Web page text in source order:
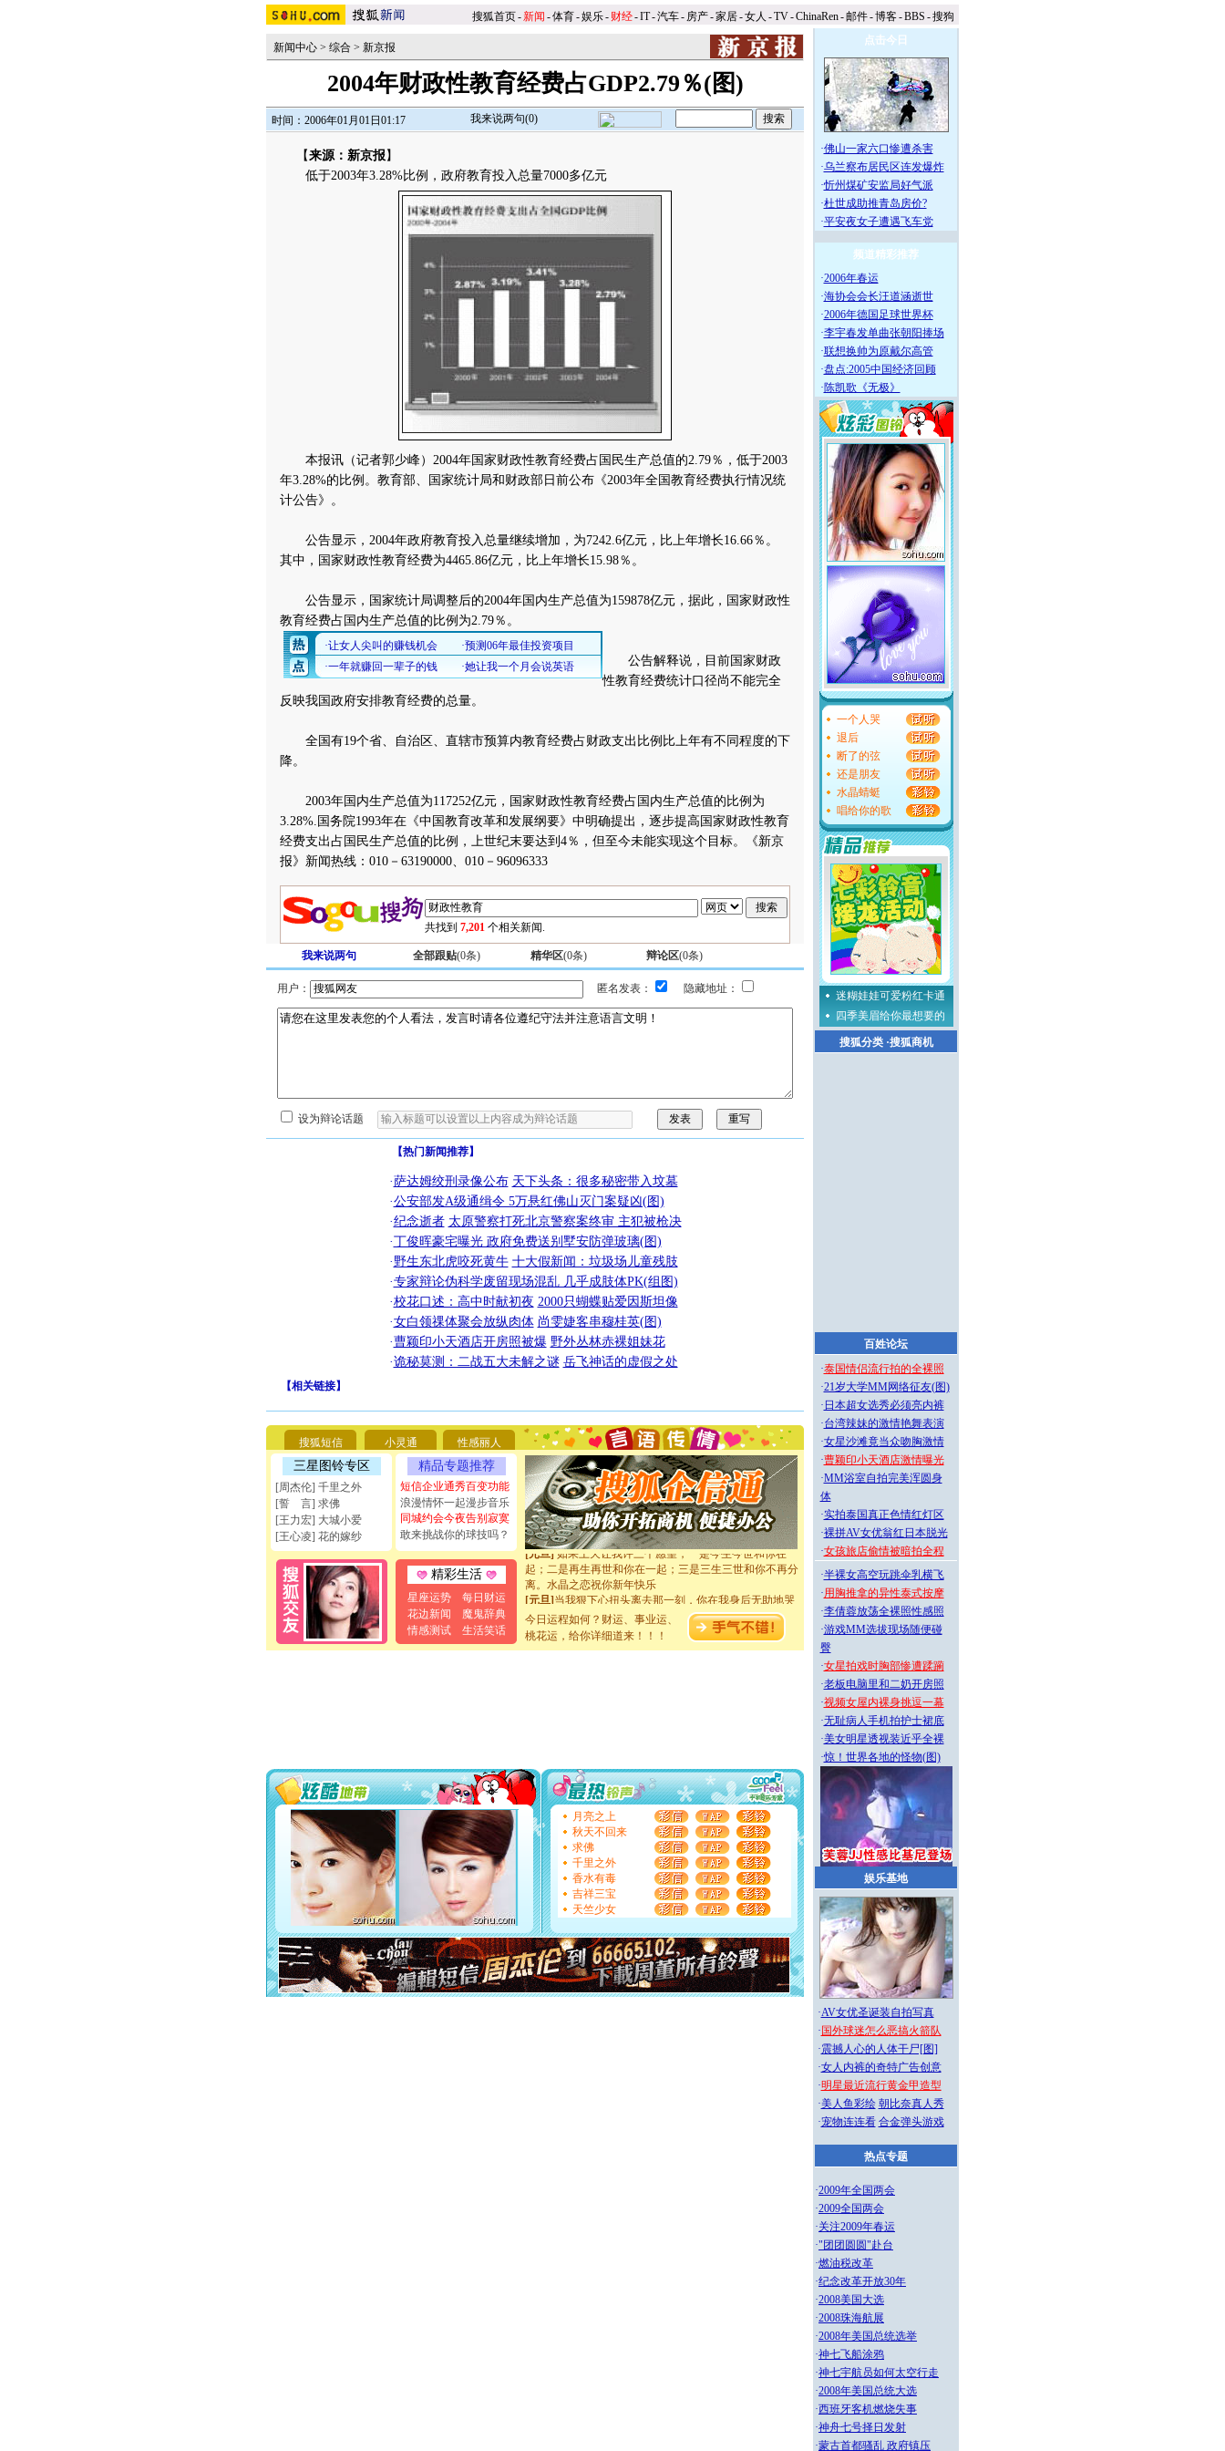
搜狐首页-新闻 -体育-娱乐- 财经-IT-汽车- 房产-家居-女人 -TV-ChinaRen-邮件-博客-BBS -搜狗
新闻中心 > 综合 > 新京报
2004年财政性教育经费占GDP2.79％(图)
时间：2006年01月01日01:17 我来说两句(0)
【来源：新京报】
低于2003年3.28%比例，政府教育投入总量7000多亿元
本报讯（记者郭少峰）2004年国家财政性教育经费占国民生产总值的2.79％，低于2003
年3.28%的比例。教育部、国家统计局和财政部日前公布《2003年全国教育经费执行情况统
计公告》。
公告显示，2004年政府教育投入总量继续增加，为7242.6亿元，比上年增长16.66％。
其中，国家财政性教育经费为4465.86亿元，比上年增长15.98％。
公告显示，国家统计局调整后的2004年国内生产总值为159878亿元，据此，国家财政性
教育经费占国内生产总值的比例为2.79％。
公告解释说，目前国家财政
性教育经费统计口径尚不能完全
反映我国政府安排教育经费的总量。
全国有19个省、自治区、直辖市预算内教育经费占财政支出比例比上年有不同程度的下
降。
2003年国内生产总值为117252亿元，国家财政性教育经费占国内生产总值的比例为
3.28%.国务院1993年在《中国教育改革和发展纲要》中明确提出，逐步提高国家财政性教育
经费支出占国民生产总值的比例，上世纪末要达到4％，但至今未能实现这个目标。《新京
报》新闻热线：010－63190000、010－96096333
共找到 7,201 个相关新闻.
我来说两句 全部跟贴(0条) 精华区(0条) 辩论区(0条)
用户： 匿名发表： 隐藏地址：
设为辩论话题
【热门新闻推荐】
·萨达姆绞刑录像公布 天下头条：很多秘密带入坟墓
·公安部发A级通缉令 5万悬红佛山灭门案疑凶(图)
·纪念逝者 太原警察打死北京警察案终审 主犯被枪决
·丁俊晖豪宅曝光 政府免费送别墅安防弹玻璃(图)
·野生东北虎咬死黄牛 十大假新闻：垃圾场儿童残肢
·专家辩论伪科学废留现场混乱 几乎成肢体PK(组图)
·校花口述：高中时献初夜 2000只蝴蝶贴爱因斯坦像
·女白领祼体聚会放纵肉体 尚雯婕客串穆桂英(图)
·曹颖印小天酒店开房照被爆 野外丛林赤裸姐妹花
·诡秘莫测：二战五大未解之谜 岳飞神话的虚假之处
【相关链接】
搜狐短信 小灵通 性感丽人
三星图铃专区
[周杰伦] 千里之外
[誓 言] 求佛
[王力宏] 大城小爱
[王心凌] 花的嫁纱
精品专题推荐
短信企业通秀百变功能
浪漫情怀一起漫步音乐
同城约会今夜告别寂寞
敢来挑战你的球技吗？
精彩生活
星座运势
每日财运
花边新闻
魔鬼辞典
情感测试
生活笑话
能正大光明地骚扰你,告诉你,圣诞要快乐!新年要快乐!天
天都要快乐噢!
[圣诞节]奉上一颗祝福的心,在这个特别的日子里,愿幸福,
如意,快乐,鲜花,一切美好的祝愿与你同在.圣诞快乐!
[元旦]看到你我会触电；看不到你我要充电；没有你我会
断电。爱你是我职业，想你是我事业，抱你是我特长，吻
你是我专业！水晶之恋祝你新年快乐
[元旦]如果上天让我许三个愿望，一是今生今世和你在一
起；二是再生再世和你在一起；三是三生三世和你不再分
离。水晶之恋祝你新年快乐
[元旦]当我狠下心扭头离去那一刻，你在我身后无助地哭
泣，这痛楚让我明白我多么爱你。我转身抱住你：这猪不
卖了。水晶之恋祝你新年快乐。
[春节]风柔雨润好月圆，半岛铁盒伴身边，每日尽显开心
颜！冬去春来似水如烟，劳碌人生需尽欢！听一曲轻歌，
[圣诞节]不只这样的日子才会想起你,而是这样的日子才
能正大光明地骚扰你,告诉你,圣诞要快乐!新年要快乐!天
天都要快乐噢!
[圣诞节]
奉上一颗祝福的心,在这个特别的日子里,愿幸福,
如意,快乐,鲜花,一切美好的祝愿与你同在.圣诞快乐!
[元旦]
看到你我会触电；看不到你我要充电；没有你我会
断电。爱你是我职业，想你是我事业，抱你是我特长，吻
你是我专业！水晶之恋祝你新年快乐
[元旦]
如果上天让我许三个愿望，一是今生今世和你在一
起；二是再生再世和你在一起；三是三生三世和你不再分
离。水晶之恋祝你新年快乐
[元旦]当我狠下心扭头离去那一刻，你在我身后无助地哭
泣，这痛楚让我明白我多么爱你。我转身抱住你：这猪不
卖了。水晶之恋祝你新年快乐。
[春节]风柔雨润好月圆，半岛铁盒伴身边，每日尽显开心
今日运程如何？财运、事业运、
桃花运，给你详细道来！！！
月亮之上
秋天不回来
求佛
千里之外
香水有毒
吉祥三宝
天竺少女
点击今日
·佛山一家六口惨遭杀害
·乌兰察布居民区连发爆炸
·忻州煤矿安监局好气派
·杜世成助推青岛房价?
·平安夜女子遭遇飞车党
频道精彩推荐
·2006年春运
·海协会会长汪道涵逝世
·2006年德国足球世界杯
·李宇春发单曲张朝阳捧场
·联想换帅为原戴尔高管
·盘点:2005中国经济回顾
·陈凯歌《无极》
一个人哭
退后
断了的弦
还是朋友
水晶蜻蜓
唱给你的歌
迷糊娃娃可爱粉红卡通
四季美眉给你最想要的
搜狐分类·搜狐商机
百姓论坛
·泰国情侣流行拍的全裸照
·21岁大学MM网络征友(图)
· 日本超女选秀必须亮内裤
·台湾辣妹的激情艳舞表演
·女星沙滩竟当众吻胸激情
·曹颖印小天酒店激情曝光
·MM浴室自拍完美浑圆身
体
·实拍泰国真正色情红灯区
·裸拼AV女优翁红日本脱光
·女孩旅店偷情被暗拍全程
·半裸女高空玩跳伞乳横飞
·用胸推拿的异性泰式按摩
·李倩蓉放荡全裸照性感照
·游戏MM选拔现场随便碰
臀
·女星拍戏时胸部惨遭蹂躏
·老板电脑里和二奶开房照
·视频女屋内裸身挑逗一幕
·无耻病人手机拍护士裙底
·美女明星透视装近乎全裸
·惊！世界各地的怪物(图)
娱乐基地
·AV女优圣诞装自拍写真
· 国外球迷怎么恶搞火箭队
·震撼人心的人体干尸[图]
·女人内裤的奇特广告创意
·明星最近流行黄金甲造型
·美人鱼彩绘 朝比奈真人秀
·宠物连连看 合金弹头游戏
热点专题
·2009年全国两会
·2009全国两会
·关注2009年春运
·"团团圆圆"赴台
·燃油税改革
·纪念改革开放30年
·2008美国大选
·2008珠海航展
·2008年美国总统选举
·神七飞船涂鸦
·神七宇航员如何太空行走
·2008年美国总统大选
·西班牙客机燃烧失事
·神舟七号择日发射
·蒙古首都骚乱 政府镇压